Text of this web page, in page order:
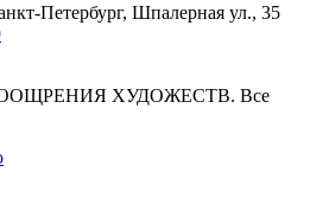
Петербург, Шпалерная ул., 35
ХУДОЖЕСТВ. Все